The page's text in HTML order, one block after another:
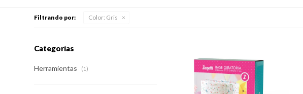
Filtrando por: Color: Gris
Categorías
Herramientas (1)